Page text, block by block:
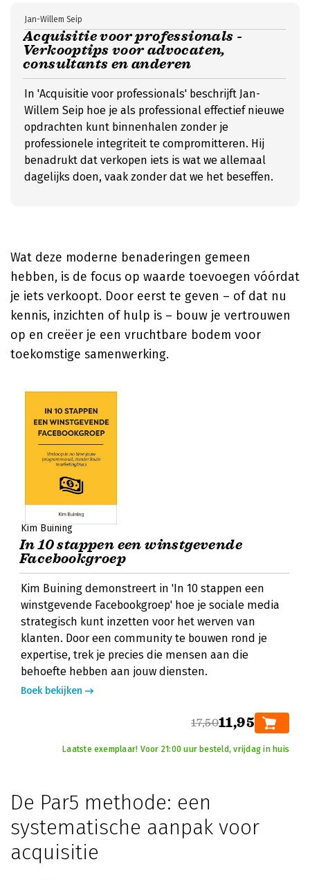
Acquisitie voor professionals -
Verkooptips voor advocaten,
consultants en anderen
Jan-Willem Seip
In 'Acquisitie voor professionals' beschrijft Jan-
Willem Seip hoe je als professional effectief nieuwe
opdrachten kunt binnenhalen zonder je
professionele integriteit te compromitteren. Hij
benadrukt dat verkopen iets is wat we allemaal
dagelijks doen, vaak zonder dat we het beseffen.
Wat deze moderne benaderingen gemeen
hebben, is de focus op waarde toevoegen vóórdat
je iets verkoopt. Door eerst te geven – of dat nu
kennis, inzichten of hulp is – bouw je vertrouwen
op en creëer je een vruchtbare bodem voor
toekomstige samenwerking.
Kim Buining
In 10 stappen een winstgevende
Facebookgroep
Kim Buining demonstreert in 'In 10 stappen een
winstgevende Facebookgroep' hoe je sociale media
strategisch kunt inzetten voor het werven van
klanten. Door een community te bouwen rond je
expertise, trek je precies die mensen aan die
behoefte hebben aan jouw diensten.
Boek bekijken
17,5011,95
Laatste exemplaar! Voor 21:00 uur besteld, vrijdag in huis
De Par5 methode: een
systematische aanpak voor
acquisitie